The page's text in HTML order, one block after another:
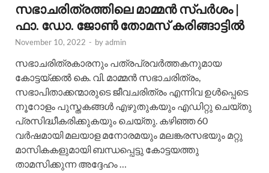
സഭാചരിത്രത്തിലെ മാമ്മന്‍ സ്പര്‍ശം |
ഫാ. ഡോ. ജോണ്‍ തോമസ് കരിങ്ങാട്ടില്‍
November 10, 2022 - byadmin
സഭാചരിത്രകാരനും പത്രപ്രവര്‍ത്തകനുമായ
കോട്ടയ്ക്കല്‍ കെ. വി. മാമ്മന്‍ സഭാചരിത്രം,
സഭാപിതാക്കന്മാരുടെ ജീവചരിത്രം എന്നിവ ഉള്‍പ്പെടെ
നൂറോളം പുസ്തകങ്ങള്‍ എഴുതുകയും എഡിറ്റു ചെയ്തു
പ്രസിദ്ധീകരിക്കുകയും ചെയ്തു. കഴിഞ്ഞ 60
വര്‍ഷമായി മലയാള മനോരമയും മലങ്കരസഭയും മറ്റു
മാസികകളുമായി ബന്ധപ്പെട്ടു കോട്ടയത്തു
താമസിക്കുന്ന അദ്ദേഹം …